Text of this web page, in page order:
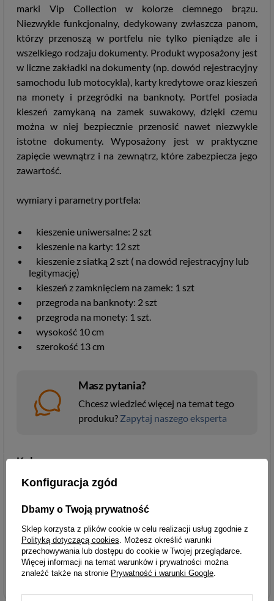
marki Vip Collection w kolorze ciemnego brązu.
Niezwykle funkcjonalny, dedykowany zwłaszcza panom,
którzy przenoszą w portfelu nie tylko pieniądze ale i
wszelkiego rodzaju dokumenty. Produkt wyposażony jest
w liczne zakładki na dokumenty (np. dowód rejestracyjny
samochodu lub motocykla), karty kredytowe oraz kieszeń
na monety i przegródki na banknoty. Portfel posiada
kieszeń zamykaną na zamek suwakowy, dzięki czemu
można w niej bezpiecznie przenosić nawet niezwykle
istotne dokumenty. Wyposażony jest w praktyczne
zapięcie wewnątrz i na zewnątrz, które zabezpiecza jego
zawartość.
wymiary i parametry portfela:
kieszenie uniwersalne: 2 szt
kieszenie na karty: 12 szt
kieszenie z siatką 2 szt ( na dowód rejestracyjny lub
legitymację)
kieszeń z zamknięciem na zamek: 1 szt
przegroda na banknoty: 2 szt
przegroda na monety: 1 szt.
wysokość 10 cm
szerokość 13 cm
Masz pytania?
Chcesz wiedzieć więcej na temat tego
produku? Zapytaj naszego eksperta
Kolor czarny
Parametry
Parametry bezpieczeństwa
Portfele
Konfiguracja zgód
Dbamy o Twoją prywatność
Sklep korzysta z plików cookie w celu realizacji usług zgodnie z
Polityką dotyczącą cookies . Możesz określić warunki
przechowywania lub dostępu do cookie w Twojej przeglądarce.
Więcej informacji na temat warunków i prywatności można
znaleźć także na stronie Prywatność i warunki Google